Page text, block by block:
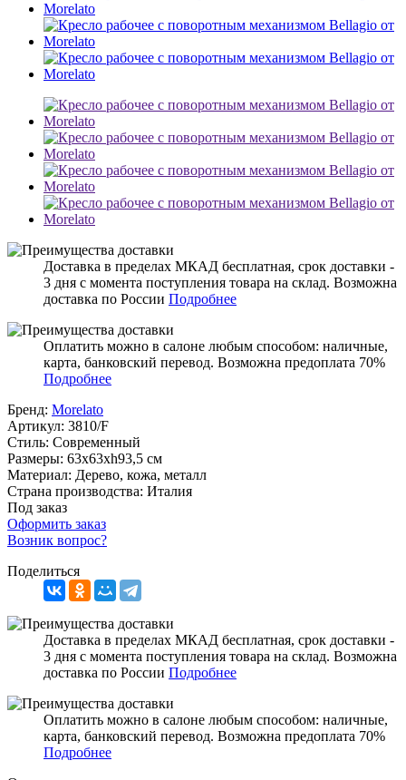
Доставка в пределах МКАД бесплатная, срок доставки -
3 дня с момента поступления товара на склад. Возможна
доставка по России Подробнее
Оплатить можно в салоне любым способом: наличные,
карта, банковский перевод. Возможна предоплата 70%
Подробнее
Бренд: Morelato
Артикул: 3810/F
Стиль: Современный
Размеры: 63x63xh93,5 см
Материал: Дерево, кожа, металл
Страна производства: Италия
Под заказ
Оформить заказ
Возник вопрос?
Поделиться
Доставка в пределах МКАД бесплатная, срок доставки -
3 дня с момента поступления товара на склад. Возможна
доставка по России Подробнее
Оплатить можно в салоне любым способом: наличные,
карта, банковский перевод. Возможна предоплата 70%
Подробнее